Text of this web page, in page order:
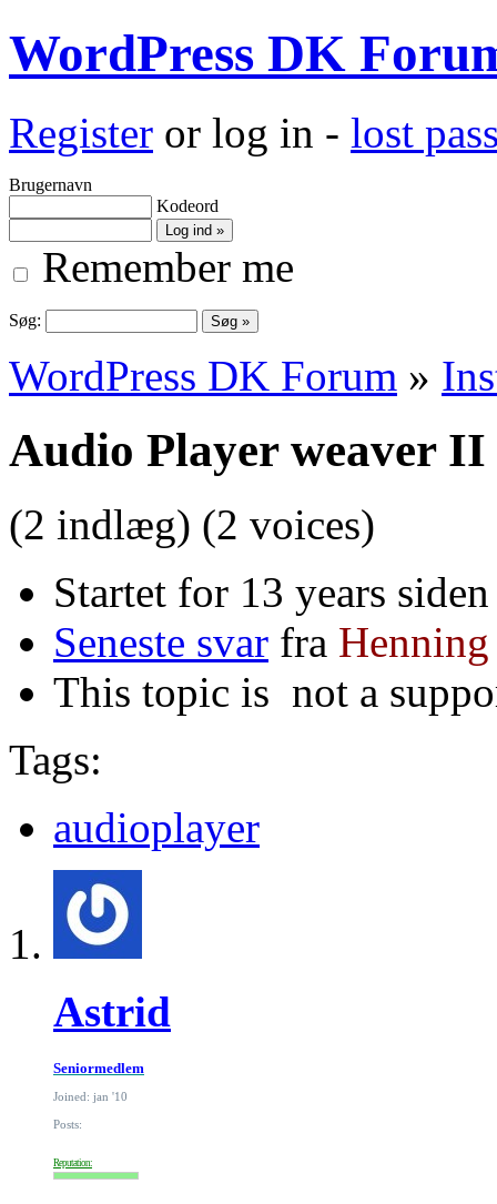
WordPress DK
Register or log in - lost
Brugernavn
Kodeord
Remember me
Søg:
WordPress DK Forum »
Audio Player weaver II
(2 indlæg) (2 voices)
Startet for 13 years
Seneste svar fra Henning
This topic is not a
Tags:
audioplayer
Astrid
Seniormedlem
Joined: jan '10
Posts:
Reputation: